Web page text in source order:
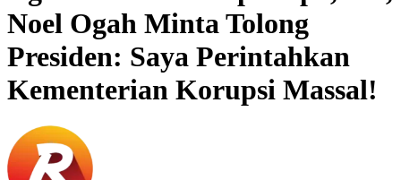
Noel Ogah Minta Tolong
Presiden: Saya Perintahkan
Kementerian Korupsi Massal!